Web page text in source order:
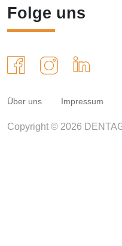
Folge uns
Über uns Impressum
Copyright © 2026